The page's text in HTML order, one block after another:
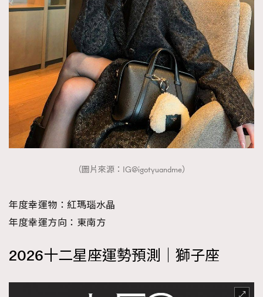
（圖片來源：IG@igotyuandme）
年度幸運物：紅瑪瑙水晶
年度幸運方向：東南方
2026十二星座運勢預測｜獅子座